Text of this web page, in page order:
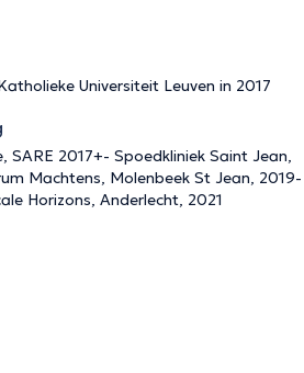
Universiteit Leuven in 2017
SARE 2017+- Spoedkliniek Saint Jean,
Machtens, Molenbeek St Jean, 2019-
Horizons, Anderlecht, 2021